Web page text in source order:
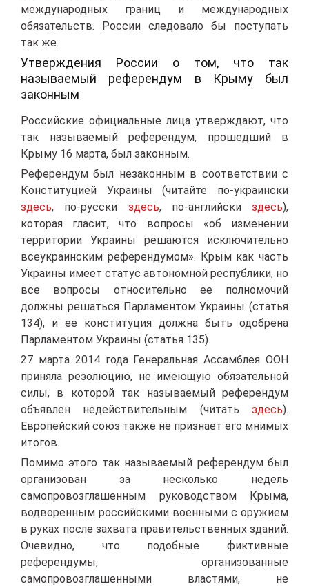
международных границ и международных
обязательств. России следовало бы поступать
так же.
Утверждения России о том, что так
называемый референдум в Крыму был
законным
Российские официальные лица утверждают, что
так называемый референдум, прошедший в
Крыму 16 марта, был законным.
Референдум был незаконным в соответствии с
Конституцией Украины (читайте по-украински
здесь, по-русски здесь, по-английски здесь),
которая гласит, что вопросы «об изменении
территории Украины решаются исключительно
всеукраинским референдумом». Крым как часть
Украины имеет статус автономной республики, но
все вопросы относительно ее полномочий
должны решаться Парламентом Украины (статья
134), и ее конституция должна быть одобрена
Парламентом Украины (статья 135).
27 марта 2014 года Генеральная Ассамблея ООН
приняла резолюцию, не имеющую обязательной
силы, в которой так называемый референдум
объявлен недействительным (читать здесь).
Европейский союз также не признает его мнимых
итогов.
Помимо этого так называемый референдум был
организован за несколько недель
самопровозглашенным руководством Крыма,
водворенным российскими военными с оружием
в руках после захвата правительственных зданий.
Очевидно, что подобные фиктивные
референдумы, организованные
самопровозглашенными властями, не